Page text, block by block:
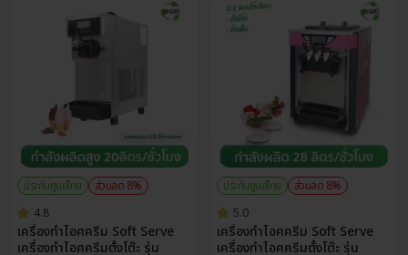
ประกันศูนย์ไทย
ส่วนลด 8%
4.8
เครื่องทำไอศครีม Soft Serve
เครื่องทำไอศครีมตั้งโต๊ะ รุ่น
ประกันศูนย์ไทย
ส่วนลด 8%
5.0
เครื่องทำไอศครีม Soft Serve
เครื่องทำไอศครีมตั้งโต๊ะ รุ่น